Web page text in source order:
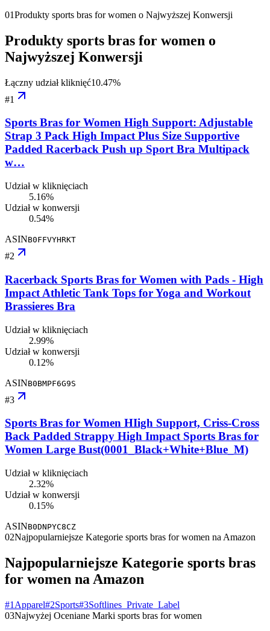
01Produkty sports bras for women o Najwyższej Konwersji
Produkty sports bras for women o
Najwyższej Konwersji
Łączny udział kliknięć10.47%
#1
Sports Bras for Women High Support: Adjustable
Strap 3 Pack High Impact Plus Size Supportive
Padded Racerback Push up Sport Bra Multipack
w…
Udział w kliknięciach
5.16%
Udział w konwersji
0.54%
ASINB0FFVYHRKT
#2
Racerback Sports Bras for Women with Pads - High
Impact Athletic Tank Tops for Yoga and Workout
Brassieres Bra
Udział w kliknięciach
2.99%
Udział w konwersji
0.12%
ASINB0BMPF6G9S
#3
Sports Bras for Women HIigh Support, Criss-Cross
Back Padded Strappy High Impact Sports Bras for
Women Large Bust(0001_Black+White+Blue_M)
Udział w kliknięciach
2.32%
Udział w konwersji
0.15%
ASINB0DNPYC8CZ
02Najpopularniejsze Kategorie sports bras for women na Amazon
Najpopularniejsze Kategorie sports bras
for women na Amazon
#1 Apparel#2Sports#3Softlines_Private_Label
03Najwyżej Oceniane Marki sports bras for women